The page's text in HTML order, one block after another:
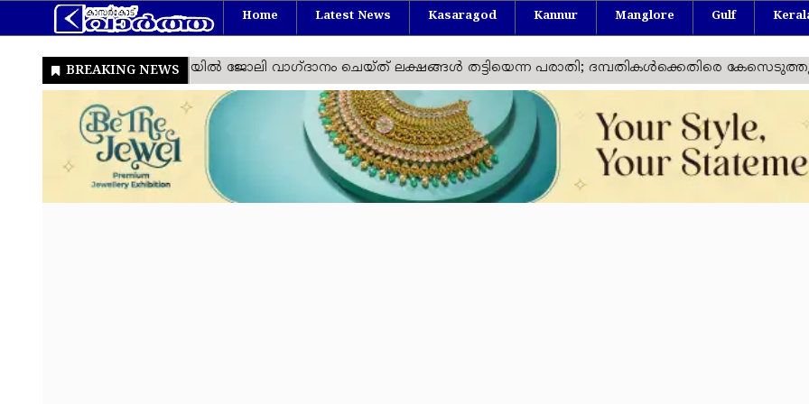
Home Latest News Kasaragod Kannur Manglore Gulf